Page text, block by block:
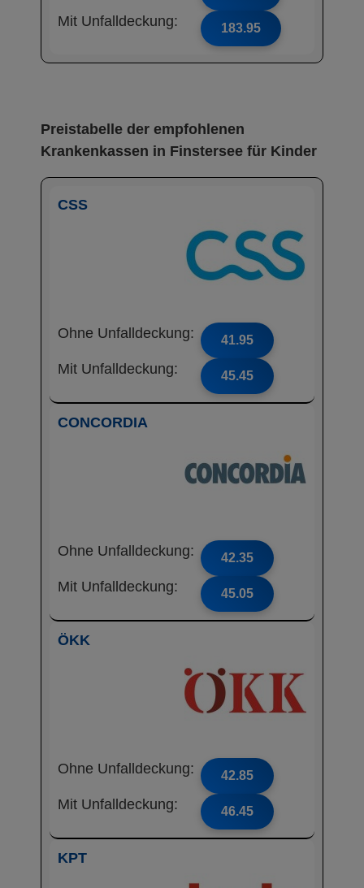
Mit Unfalldeckung: 183.95
Preistabelle der empfohlenen
Krankenkassen in Finstersee für Kinder
CSS
Ohne Unfalldeckung: 41.95
Mit Unfalldeckung: 45.45
CONCORDIA
Ohne Unfalldeckung: 42.35
Mit Unfalldeckung: 45.05
ÖKK
Ohne Unfalldeckung: 42.85
Mit Unfalldeckung: 46.45
KPT